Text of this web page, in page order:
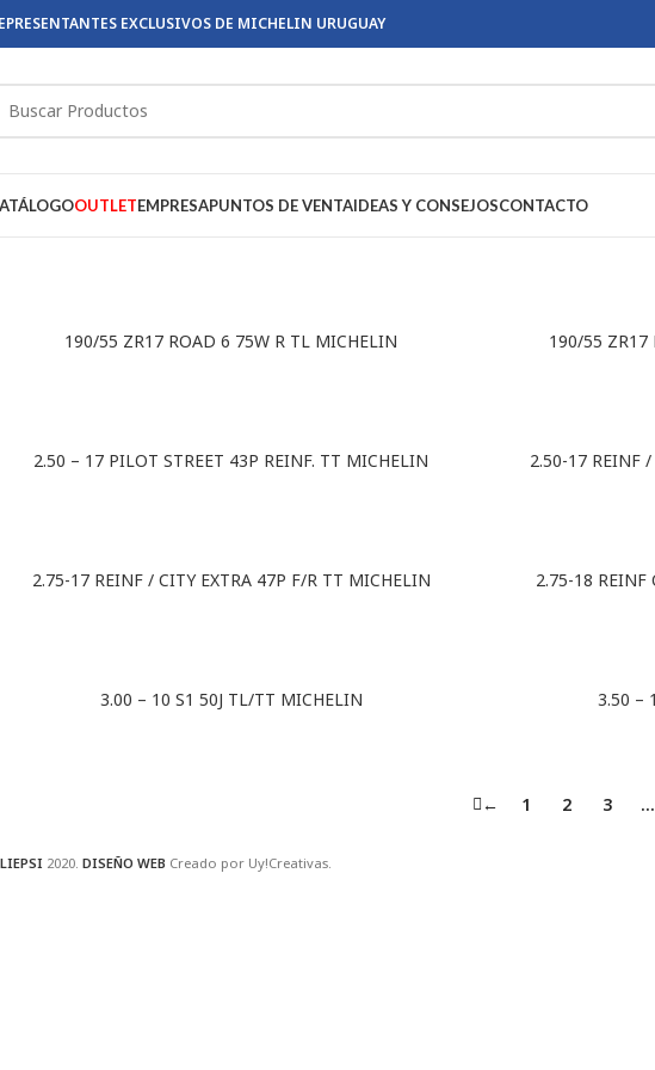
EXCLUSIVOS DE MICHELIN URUGUAY
OUTLETEMPRESAPUNTOS DE VENTAIDEAS Y CONSEJOSCONTACTO
190/55 ZR17 ROAD 6 75W R TL MICHELIN 190/55 ZR17
2.50 – 17 PILOT STREET 43P REINF. TT MICHELIN 2.50-17 REINF
2.75-17 REINF / CITY EXTRA 47P F/R TT MICHELIN 2.75-18 REINF
3.00 – 10 S1 50J TL/TT MICHELIN 3.50 –
← 1 2 3 …
LIEPSI 2020. DISEÑO WEB Creado por Uy!Creativas.